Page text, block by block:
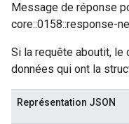
Message de réponse
core::0158::response-
Si la requête aboutit,
données qui ont la
Représentation JSON